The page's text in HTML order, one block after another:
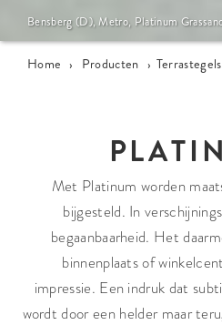
Bensberg (D), Metro, Platinum
Home › Producten › Terrastegels
Met Platinum worden
bijgesteld. In
begaanbaarheid. Het
binnenplaats of
impressie. Een indruk dat
wordt door een helder maar